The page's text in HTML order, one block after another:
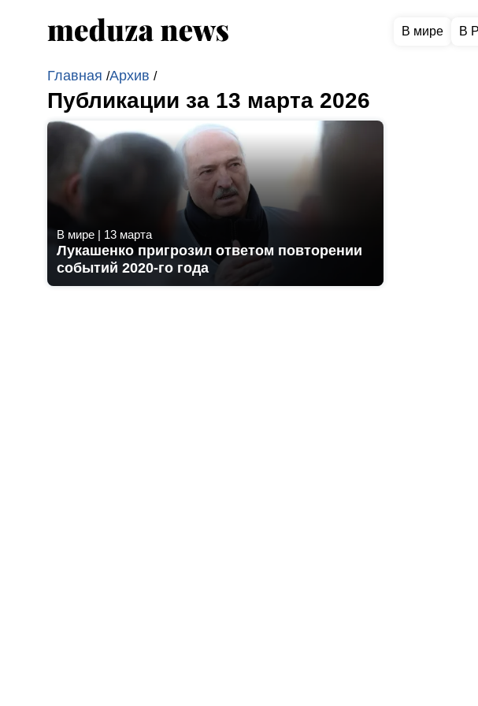
В мире В
Главная /Архив /
Публикации за 13 марта 2026
В мире | 13 марта
Лукашенко пригрозил ответом повторении
событий 2020-го года